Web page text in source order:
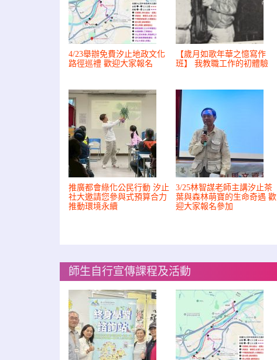
4/23舉辦免費汐止地政文化
路徑巡禮 歡迎大家報名
【歲月如歌年華之憶寫作
班】 我教職工作的初體驗
推廣都會綠化公民行動 汐止
社大邀請您參與式預算合力
推動環境永續
3/25林智謀老師主講汐止茶
葉與森林萌寶的生命奇遇 歡
迎大家報名參加
師生自行宣傳課程及活動